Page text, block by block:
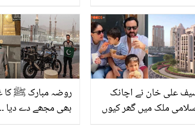
آتی ہیں؟ دیکھیں
بادشاہ نے عیسائی
سے شرط رکھی تھی،
روضہ مبارک ﷺ کا
بھی مجھے دے دیا
علی خان نے اچانک
ملک میں گھر کیوں